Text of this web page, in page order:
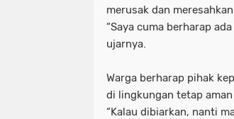
merusak dan
“Saya cuma berharap
ujarnya.
Warga berharap pihak
di lingkungan tetap
“Kalau dibiarkan, nanti